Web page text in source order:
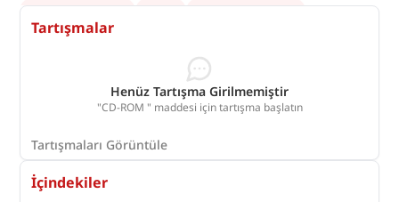
#BilgiYonetimi #cd #veridepolama
#BilişimTeknolojileri
teknolojitarihi
Tartışmalar
Henüz Tartışma Girilmemiştir
"CD-ROM " maddesi için tartışma başlatın
Tartışmaları Görüntüle
İçindekiler